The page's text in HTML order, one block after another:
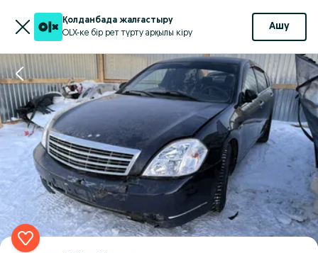
Қолданбада жалғастыру
OLX-ке бір рет түрту арқылы кіру
Ашу